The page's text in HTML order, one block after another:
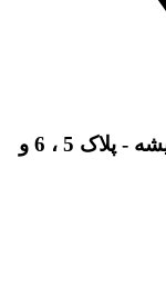
تهران - سهروردی شمالی - بن بست بیشه - پلاک 5 ، 6 و